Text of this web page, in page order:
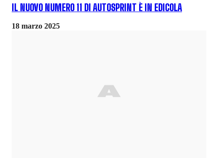
IL NUOVO NUMERO 11 DI AUTOSPRINT È IN EDICOLA
18 marzo 2025